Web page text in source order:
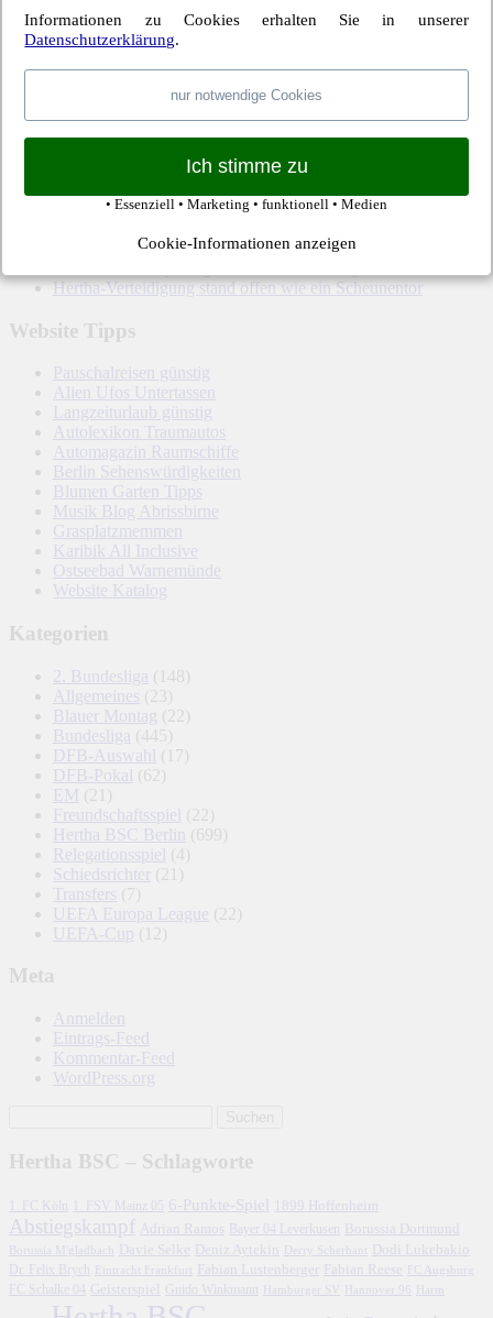
Gagelmann,Raffael,Ronny|Permalink
Kommentare sind geschlossen.
Nächster Beitrag →
Letzte Hertha-Artikel
Einwechselspieler Marten Winkler erlöst Berliner
Hertha BSC kam unter die Räder
Hertha-Verteidigung stand offen wie ein Scheunentor
Website Tipps
Pauschalreisen günstig
Alien Ufos Untertassen
Langzeiturlaub günstig
Autolexikon Traumautos
Automagazin Raumschiffe
Berlin Sehenswürdigkeiten
Blumen Garten Tipps
Musik Blog Abrissbirne
Grasplatzmemmen
Karibik All Inclusive
Ostseebad Warnemünde
Website Katalog
Kategorien
2. Bundesliga (148)
Allgemeines (23)
Blauer Montag (22)
Bundesliga (445)
DFB-Auswahl
(17)
DFB-Pokal (62)
EM (21)
Freundschaftsspiel (22)
Hertha BSC Berlin
(699)
Relegationsspiel (4)
Schiedsrichter
(21)
Transfers (7)
UEFA Europa League (22)
UEFA-Cup (12)
Meta
Anmelden
Eintrags-Feed
Kommentar-Feed
WordPress.org
Hertha BSC – Schlagworte
1. FC Köln 1. FSV Mainz 05 6-Punkte-Spiel 1899 Hoffenheim
Abstiegskampf Adrian Ramos Bayer 04 Leverkusen Borussia Dortmund
Borussia M'gladbach Davie Selke Deniz Aytekin Derry Scherhant
Dodi Lukebakio
Dr. Felix Brych
Eintracht Frankfurt Fabian Lustenberger Fabian Reese
FC Schalke 04 Geisterspiel Guido Winkmann Hamburger SV
Informationen zu Cookies erhalten Sie in unserer
Datenschutzerklärung.
nur notwendige Cookies
Ich stimme zu
• Essenziell • Marketing • funktionell • Medien
Cookie-Informationen anzeigen